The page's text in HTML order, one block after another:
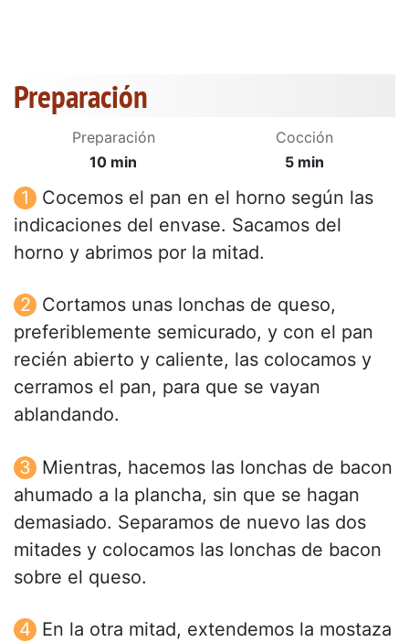
Preparación
Preparación
10 min
Cocción
5 min
Cocemos el pan en el horno según las
indicaciones del envase. Sacamos del
horno y abrimos por la mitad.
Cortamos unas lonchas de queso,
preferiblemente semicurado, y con el pan
recién abierto y caliente, las colocamos y
cerramos el pan, para que se vayan
ablandando.
Mientras, hacemos las lonchas de bacon
ahumado a la plancha, sin que se hagan
demasiado. Separamos de nuevo las dos
mitades y colocamos las lonchas de bacon
sobre el queso.
En la otra mitad, extendemos la mostaza